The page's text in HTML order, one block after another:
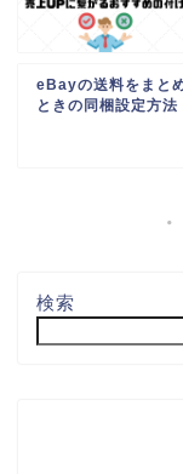
eBayの送料をまと
ときの同梱設定方法
検索